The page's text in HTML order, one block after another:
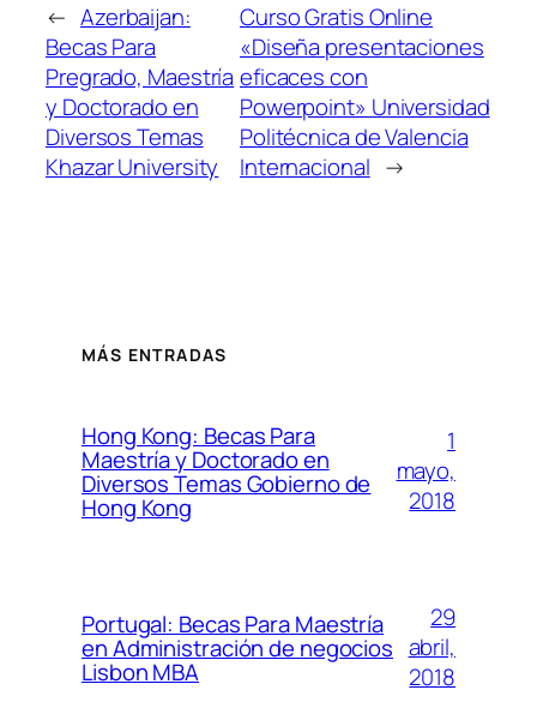
← Azerbaijan:
Becas Para
Pregrado, Maestría
y Doctorado en
Diversos Temas
Khazar University
Curso Gratis Online
«Diseña presentaciones
eficaces con
Powerpoint» Universidad
Politécnica de Valencia
Internacional →
MÁS ENTRADAS
Hong Kong: Becas Para
Maestría y Doctorado en
Diversos Temas Gobierno de
Hong Kong
1
mayo,
2018
Portugal: Becas Para Maestría
en Administración de negocios
Lisbon MBA
29
abril,
2018